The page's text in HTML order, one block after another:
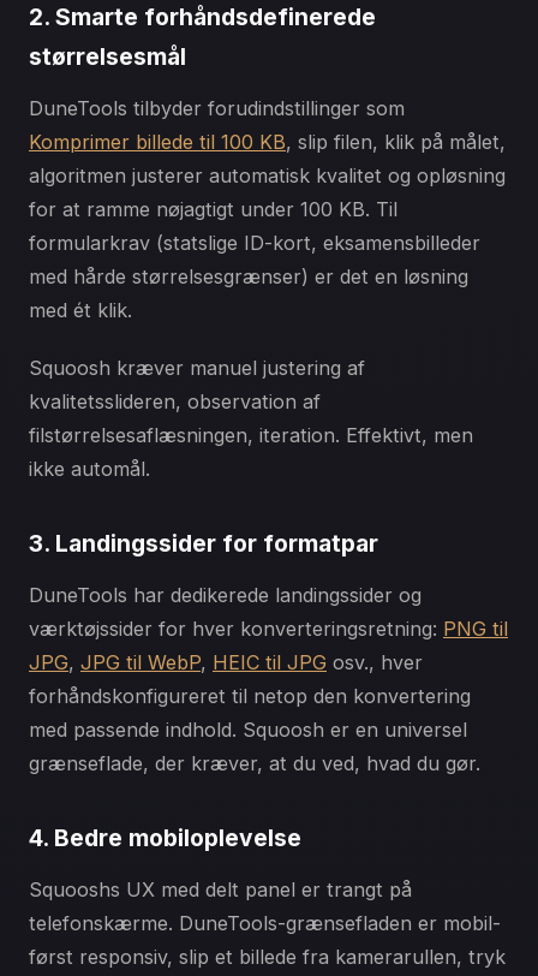
2. Smarte forhåndsdefinerede
størrelsesmål
DuneTools tilbyder forudindstillinger som
Komprimer billede til 100 KB, slip filen, klik på målet,
algoritmen justerer automatisk kvalitet og opløsning
for at ramme nøjagtigt under 100 KB. Til
formularkrav (statslige ID-kort, eksamensbilleder
med hårde størrelsesgrænser) er det en løsning
med ét klik.
Squoosh kræver manuel justering af
kvalitetsslideren, observation af
filstørrelsesaflæsningen, iteration. Effektivt, men
ikke automål.
3. Landingssider for formatpar
DuneTools har dedikerede landingssider og
værktøjssider for hver konverteringsretning: PNG til
JPG, JPG til WebP, HEIC til JPG osv., hver
forhåndskonfigureret til netop den konvertering
med passende indhold. Squoosh er en universel
grænseflade, der kræver, at du ved, hvad du gør.
4. Bedre mobiloplevelse
Squooshs UX med delt panel er trangt på
telefonskærme. DuneTools-grænsefladen er mobil-
først responsiv, slip et billede fra kamerarullen, tryk